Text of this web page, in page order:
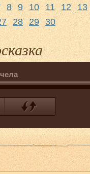
8 9 10 11 12
13
28 29 30